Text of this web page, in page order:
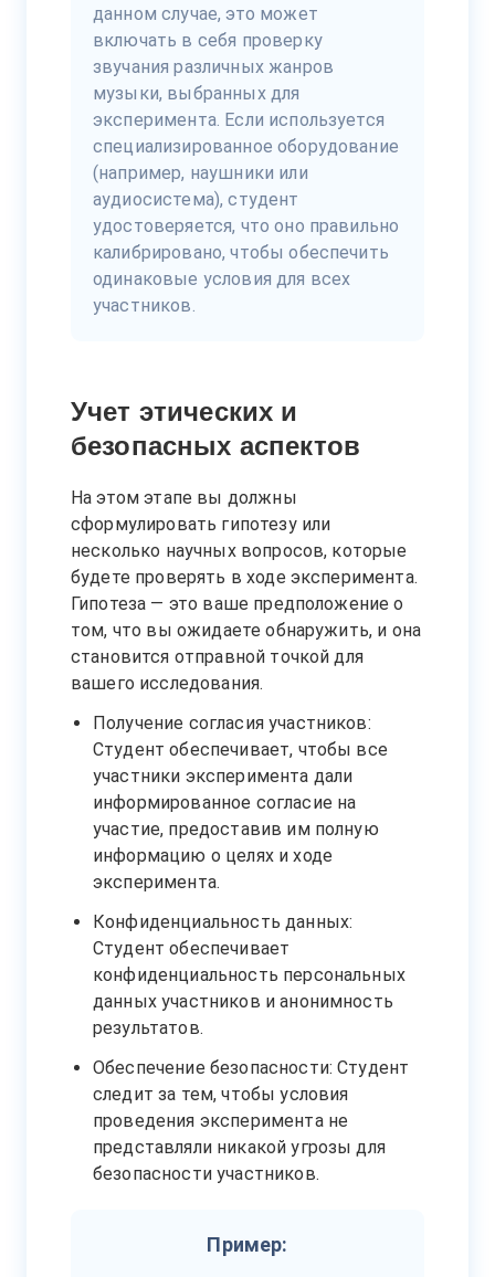
данном случае, это может
включать в себя проверку
звучания различных жанров
музыки, выбранных для
эксперимента. Если используется
специализированное оборудование
(например, наушники или
аудиосистема), студент
удостоверяется, что оно правильно
калибрировано, чтобы обеспечить
одинаковые условия для всех
участников.
Учет этических и
безопасных аспектов
На этом этапе вы должны
сформулировать гипотезу или
несколько научных вопросов, которые
будете проверять в ходе эксперимента.
Гипотеза — это ваше предположение о
том, что вы ожидаете обнаружить, и она
становится отправной точкой для
вашего исследования.
Получение согласия участников:
Студент обеспечивает, чтобы все
участники эксперимента дали
информированное согласие на
участие, предоставив им полную
информацию о целях и ходе
эксперимента.
Конфиденциальность данных:
Студент обеспечивает
конфиденциальность персональных
данных участников и анонимность
результатов.
Обеспечение безопасности: Студент
следит за тем, чтобы условия
проведения эксперимента не
представляли никакой угрозы для
безопасности участников.
Пример: